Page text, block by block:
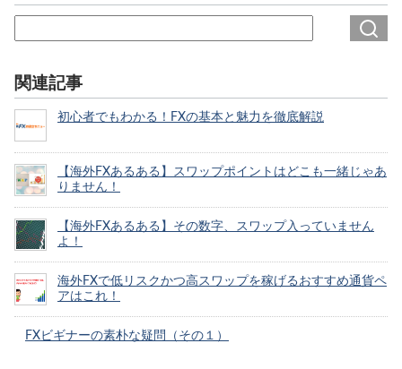
関連記事
初心者でもわかる！FXの基本と魅力を徹底解説
【海外FXあるある】スワップポイントはどこも一緒じゃあ
りません！
【海外FXあるある】その数字、スワップ入っていません
よ！
海外FXで低リスクかつ高スワップを稼げるおすすめ通貨ペ
アはこれ！
FXビギナーの素朴な疑問（その１）